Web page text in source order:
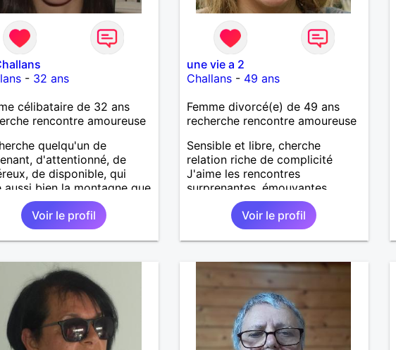
- 32 ans
célibataire de 32 ans
rencontre amoureuse
quelqu'un de
d'attentionné, de
de disponible, qui
aussi bien la montagne que
Voir le profil
une vie a 2
Challans- 49 ans
Femme divorcé(e) de 49 ans
recherche rencontre amoureuse
Sensible et libre, cherche
relation riche de complicité
J'aime les rencontres
surprenantes, émouvantes,
bouleversantes!
Voir le profil